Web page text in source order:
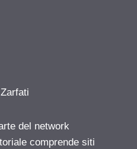
del network
comprende siti